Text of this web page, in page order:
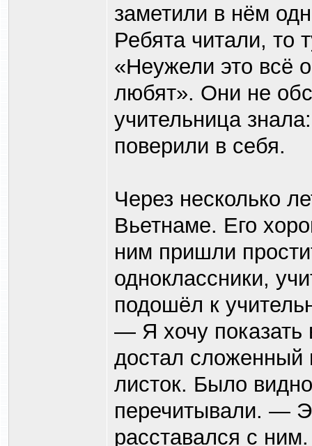
заметили в нём
Ребята читали, то
«Неужели это всё
любят». Они не
учительница
поверили в себя.
Через несколько
Вьетнаме. Его
ним пришли
одноклассники,
подошёл к
— Я хочу
достал сложенный
листок. Было
перечитывали. —
расставался с